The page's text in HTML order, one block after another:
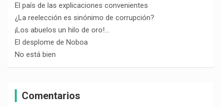
El país de las explicaciones convenientes
¿La reelección es sinónimo de corrupción?
¡Los abuelos un hilo de oro!…
El desplome de Noboa
No está bien
Comentarios